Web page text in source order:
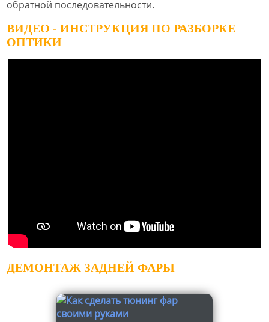
обратной последовательности.
ВИДЕО - ИНСТРУКЦИЯ ПО РАЗБОРКЕ
ОПТИКИ
ДЕМОНТАЖ ЗАДНЕЙ ФАРЫ